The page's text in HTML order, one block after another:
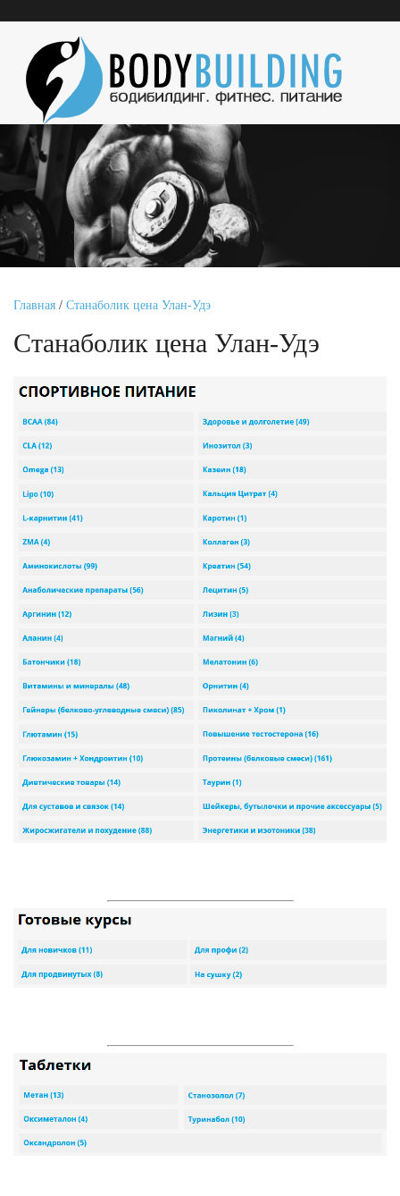
Главная / Станаболик цена Улан-Удэ
Станаболик цена Улан-Удэ